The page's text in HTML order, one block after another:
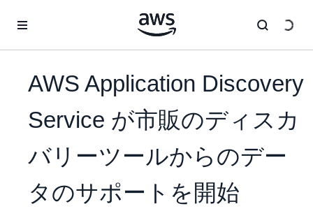
AWS Application Discovery
Service が市販のディスカ
バリーツールからのデー
タのサポートを開始